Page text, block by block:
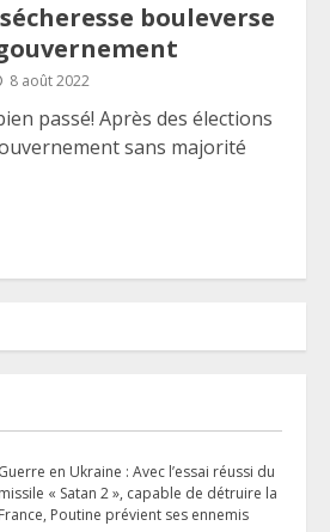
bouleverse
8 août 2022
passé! Après des élections
sans majorité
Guerre en Ukraine : Avec l’essai réussi du
missile « Satan 2 », capable de détruire la
France, Poutine prévient ses ennemis